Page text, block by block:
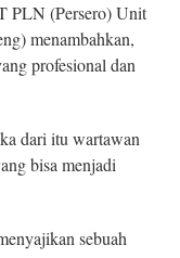
PLN (Persero) Unit
menambahkan,
profesional dan
dari itu wartawan
bisa menjadi
sebuah